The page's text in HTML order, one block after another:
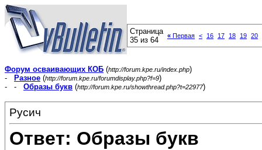
Страница
35 из 64
« Первая < 16 17 18 19 20
Форум осваивающих КОБ (http://forum.kpe.ru/index.php)
-
Разное (http://forum.kpe.ru/forumdisplay.php?f=9)
- - Образы букв (http://forum.kpe.ru/showthread.php?t=22977)
Русич
Ответ: Образы букв